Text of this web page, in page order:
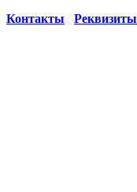
Контакты Реквизиты